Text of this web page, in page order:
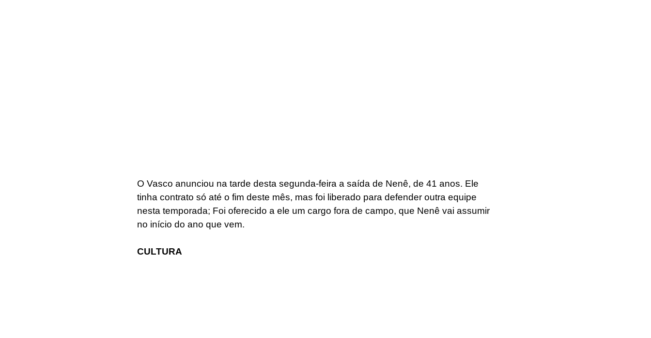
O Vasco anunciou na tarde desta segunda-feira a saída de Nenê, de 41 anos. Ele
tinha contrato só até o fim deste mês, mas foi liberado para defender outra equipe
nesta temporada; Foi oferecido a ele um cargo fora de campo, que Nenê vai assumir
no início do ano que vem.
CULTURA